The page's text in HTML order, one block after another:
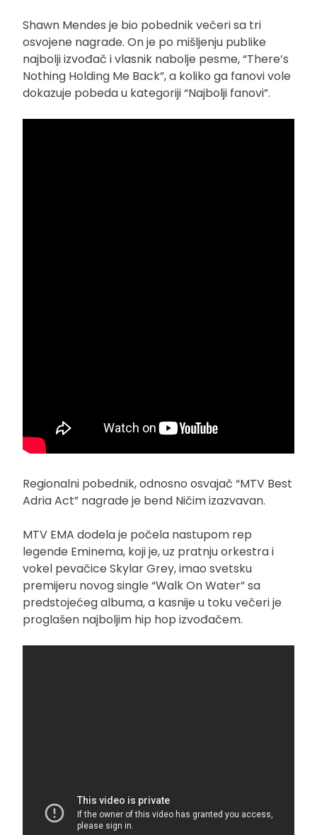
Shawn Mendes je bio pobednik večeri sa tri
osvojene nagrade. On je po mišljenju publike
najbolji izvođač i vlasnik nabolje pesme, “There’s
Nothing Holding Me Back”, a koliko ga fanovi vole
dokazuje pobeda u kategoriji “Najbolji fanovi”.
Regionalni pobednik, odnosno osvajač “MTV Best
Adria Act” nagrade je bend Ničim izazvavan.
MTV EMA dodela je počela nastupom rep
legende Eminema, koji je, uz pratnju orkestra i
vokel pevačice Skylar Grey, imao svetsku
premijeru novog single “Walk On Water” sa
predstojećeg albuma, a kasnije u toku večeri je
proglašen najboljim hip hop izvođačem.